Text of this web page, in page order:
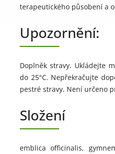
terapeutického působení a
Upozornění:
Doplněk stravy. Ukládejte
do 25°C. Nepřekračujte
pestré stravy. Není určeno
Složení
emblica officinalis,